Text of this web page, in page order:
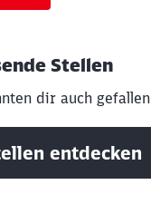
Stellen
dir auch gefallen
entdecken